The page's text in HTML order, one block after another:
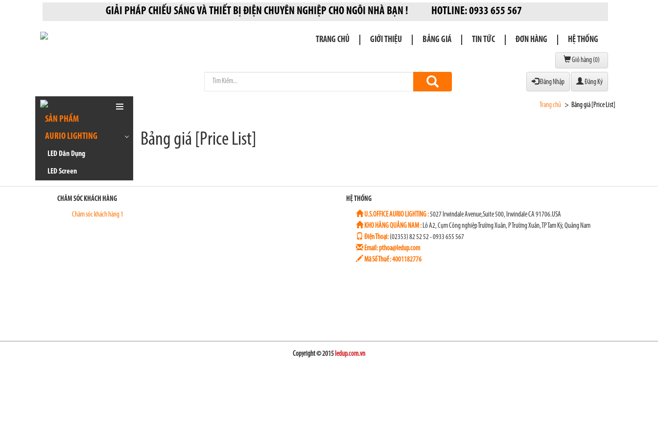
GIẢI PHÁP CHIẾU SÁNG VÀ THIẾT BỊ ĐIỆN CHUYÊN NGHIỆP CHO NGÔI NHÀ BẠN ! HOTLINE: 0933 655 567
TRANG CHỦ GIỚI THIỆU BẢNG GIÁ TIN TỨC ĐƠN HÀNG HỆ THỐNG
Giỏ hàng (0)
Đăng Nhập Đăng Ký
SẢN PHẨM
AURIO LIGHTING
LED Dân Dụng
LED Screen
Trang chủ Bảng giá [Price List]
Bảng giá [Price List]
CHĂM SÓC KHÁCH HÀNG
Chăm sóc khách hàng 1
HỆ THỐNG
U.S.OFFICE AURIO LIGHTING :5027 Irwindale Avenue,Suite 500, Irwindale CA 91706.USA
KHO HÀNG QUẢNG NAM : Lô A2, Cụm Công nghiệp Trường Xuân, P Trường Xuân, TP Tam Kỳ, Quảng Nam
Điện Thoại: (02353) 82 52 52 - 0933 655 567
Email: pthoa@ledup.com
Mã Số Thuế : 4001182776
Copyright © 2015ledup.com.vn